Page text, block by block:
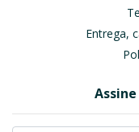
Entrega,